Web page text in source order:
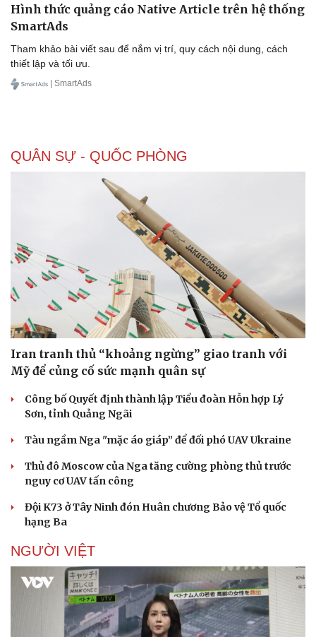
Hình thức quảng cáo Native Article trên hệ thống
SmartAds
Tham khảo bài viết sau để nắm vị trí, quy cách nội dung, cách
thiết lập và tối ưu.
| SmartAds
QUÂN SỰ - QUỐC PHÒNG
Iran tranh thủ “khoảng ngừng” giao tranh với
Mỹ để củng cố sức mạnh quân sự
Công bố Quyết định thành lập Tiểu đoàn Hỗn hợp Lý
Sơn, tỉnh Quảng Ngãi
Tàu ngầm Nga "mặc áo giáp” để đối phó UAV Ukraine
Thủ đô Moscow của Nga tăng cường phòng thủ trước
nguy cơ UAV tấn công
Đội K73 ở Tây Ninh đón Huân chương Bảo vệ Tổ quốc
hạng Ba
NGƯỜI VIỆT